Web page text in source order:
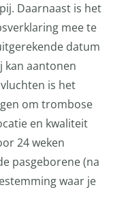
Daarnaast is het
mee te
datum
kan aantonen
is het
om trombose
en kwaliteit
24 weken
pasgeborene (na
waar je